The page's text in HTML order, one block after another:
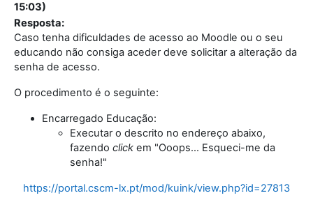
15:03)
Resposta:
Caso tenha dificuldades de acesso ao Moodle ou o seu
educando não consiga aceder deve solicitar a alteração da
senha de acesso.
O procedimento é o seguinte:
Encarregado Educação:
Executar o descrito no endereço abaixo,
fazendo click em "Ooops... Esqueci-me da
senha!"
https://portal.cscm-lx.pt/mod/kuink/view.php?id=27813